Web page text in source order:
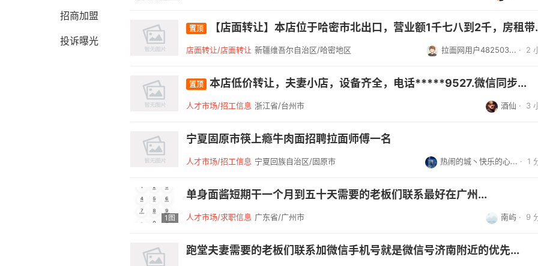
招商加盟
投诉曝光
置顶 【店面转让】本店位于哈密市北出口，营业额1千七八到2千，房租带住房3万2还...
店面转让/店面转让 新疆维吾尔自治区/哈密地区 拉面网用户482503... · 2
置顶 本店低价转让，夫妻小店，设备齐全，电话*****9527.微信同步...
人才市场/招工信息 浙江省/台州市 酒仙 · 3
宁夏固原市筷上瘾牛肉面招聘拉面师傅一名
人才市场/招工信息 宁夏回族自治区/固原市 热闹的城丶快乐的心... · 1
1图
单身面酱短期干一个月到五十天需要的老板们联系最好在广州...
人才市场/求职信息 广东省/广州市 南屿 · 9
跑堂夫妻需要的老板们联系加微信手机号就是微信号济南附近的优先...